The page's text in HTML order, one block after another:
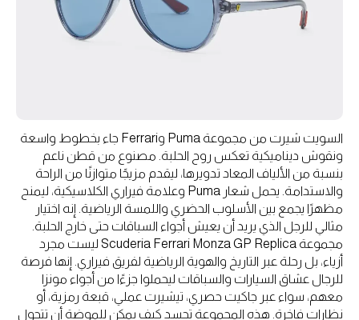
السويت شيرت من مجموعة Puma وFerrari جاء بخطوط واسعة
ونقوش ديناميكية تعكس روح الحلبة. مصنوع من قطن ناعم
بنسبة من الألياف المعاد تدويرها، ليقدم مزيجًا متوازنًا من الراحة
والاستدامة. يحمل شعار Puma وعلامة فيراري الكلاسيكية، ليمنح
مظهرًا يجمع بين الأسلوب الحضري واللمسة الرياضية. إنه اختيار
مثالي للرجل الذي يريد أن يعيش أجواء السباقات حتى خارج الحلبة.
مجموعة Scuderia Ferrari Monza GP Replica ليست مجرد
أزياء، بل رحلة عبر التاريخ والهوية الرياضية لفريق فيراري. إنها فرصة
للرجال عشاق السيارات والسباقات ليحملوا جزءًا من أجواء مونزا
معهم، سواء عبر جاكيت حصري، تيشيرت عملي، قبعة رمزية، أو
نظارات فاخرة. هذه المجموعة تجسد كيف يمكن للموضة أن تتحول